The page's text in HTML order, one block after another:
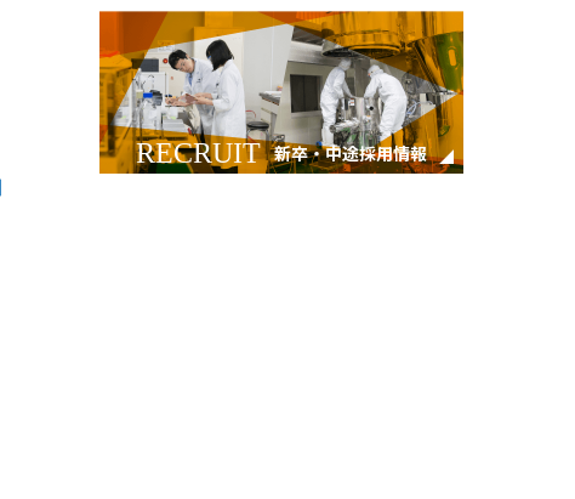
RECRUIT 新卒・中途採用情報